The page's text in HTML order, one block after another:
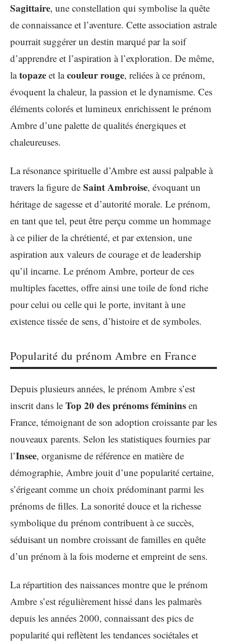
Sagittaire, une constellation qui symbolise la quête
de connaissance et l’aventure. Cette association astrale
pourrait suggérer un destin marqué par la soif
d’apprendre et l’aspiration à l’exploration. De même,
latopaze et lacouleur rouge, reliées à ce prénom,
évoquent la chaleur, la passion et le dynamisme. Ces
éléments colorés et lumineux enrichissent le prénom
Ambre d’une palette de qualités énergiques et
chaleureuses.
La résonance spirituelle d’Ambre est aussi palpable à
travers la figure de Saint Ambroise, évoquant un
héritage de sagesse et d’autorité morale. Le prénom,
en tant que tel, peut être perçu comme un hommage
à ce pilier de la chrétienté, et par extension, une
aspiration aux valeurs de courage et de leadership
qu’il incarne. Le prénom Ambre, porteur de ces
multiples facettes, offre ainsi une toile de fond riche
pour celui ou celle qui le porte, invitant à une
existence tissée de sens, d’histoire et de symboles.
Popularité du prénom Ambre en France
Depuis plusieurs années, le prénom Ambre s’est
inscrit dans le Top 20 des prénoms féminins en
France, témoignant de son adoption croissante par les
nouveaux parents. Selon les statistiques fournies par
l’Insee, organisme de référence en matière de
démographie, Ambre jouit d’une popularité certaine,
s’érigeant comme un choix prédominant parmi les
prénoms de filles. La sonorité douce et la richesse
symbolique du prénom contribuent à ce succès,
séduisant un nombre croissant de familles en quête
d’un prénom à la fois moderne et empreint de sens.
La répartition des naissances montre que le prénom
Ambre s’est régulièrement hissé dans les palmarès
depuis les années 2000, connaissant des pics de
popularité qui reflètent les tendances sociétales et